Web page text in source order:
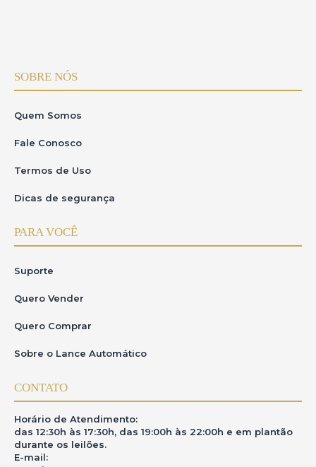
SOBRE NÓS
Quem Somos
Fale Conosco
Termos de Uso
Dicas de segurança
PARA VOCÊ
Suporte
Quero Vender
Quero Comprar
Sobre o Lance Automático
CONTATO
Horário de Atendimento:
das 12:30h às 17:30h, das 19:00h às 22:00h e em plantão
durante os leilões.
E-mail: